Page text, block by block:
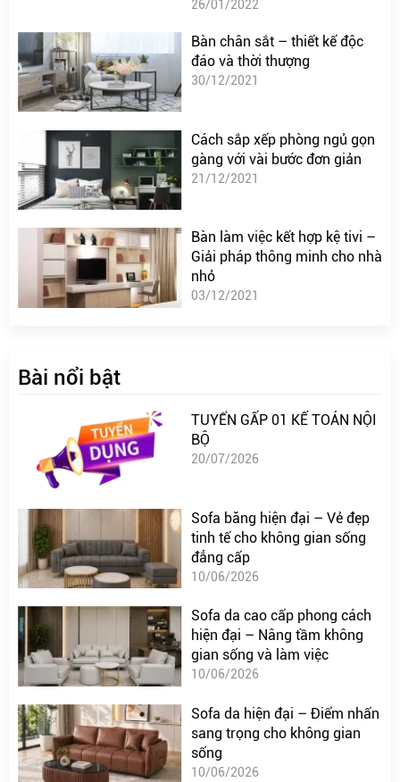
26/01/2022
Bàn chân sắt – thiết kế độc
đáo và thời thượng
30/12/2021
Cách sắp xếp phòng ngủ gọn
gàng với vài bước đơn giản
21/12/2021
Bàn làm việc kết hợp kệ tivi –
Giải pháp thông minh cho nhà
nhỏ
03/12/2021
Bài nổi bật
TUYỂN GẤP 01 KẾ TOÁN NỘI
BỘ
20/07/2026
Sofa băng hiện đại – Vẻ đẹp
tinh tế cho không gian sống
đẳng cấp
10/06/2026
Sofa da cao cấp phong cách
hiện đại – Nâng tầm không
gian sống và làm việc
10/06/2026
Sofa da hiện đại – Điểm nhấn
sang trọng cho không gian
sống
10/06/2026